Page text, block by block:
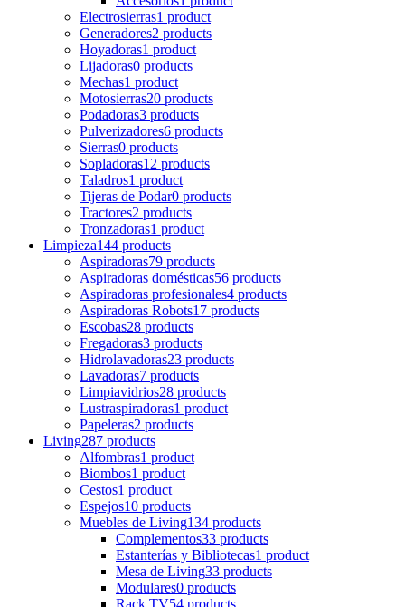
Electrosierras1 product
Generadores2 products
Hoyadoras1 product
Lijadoras0 products
Mechas1 product
Motosierras20 products
Podadoras3 products
Pulverizadores6 products
Sierras0 products
Sopladoras12 products
Taladros1 product
Tijeras de Podar0 products
Tractores2 products
Tronzadoras1 product
Limpieza144 products
Aspiradoras79 products
Aspiradoras domésticas56 products
Aspiradoras profesionales4 products
Aspiradoras Robots17 products
Escobas28 products
Fregadoras3 products
Hidrolavadoras23 products
Lavadoras7 products
Limpiavidrios28 products
Lustraspiradoras1 product
Papeleras2 products
Living287 products
Alfombras1 product
Biombos1 product
Cestos1 product
Espejos10 products
Muebles de Living134 products
Complementos33 products
Estanterías y Bibliotecas1 product
Mesa de Living33 products
Modulares0 products
Rack TV54 products